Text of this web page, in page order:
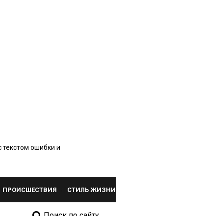
ошибки и
ПРОИСШЕСТВИЯ СТИЛЬ ЖИЗНИ